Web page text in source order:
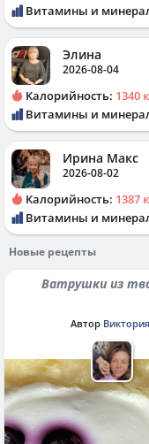
Витамины и
Элина
2026-08-04
Калорийность: 1340
Витамины и
Ирина Макс
2026-08-02
Калорийность: 1387
Витамины и
Новые рецепты
Ватрушки из
Автор Виктория